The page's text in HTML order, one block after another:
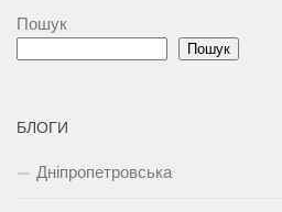
Пошук
Пошук
БЛОГИ
Дніпропетровська